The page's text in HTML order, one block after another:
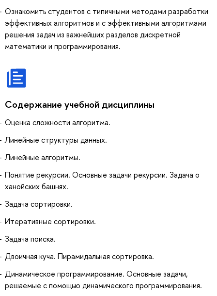
Ознакомить студентов с типичными методами разработки
эффективных алгоритмов и с эффективными алгоритмами
решения задач из важнейших разделов дискретной
математики и программирования.
Содержание учебной дисциплины
Оценка сложности алгоритма.
Линейные структуры данных.
Линейные алгоритмы.
Понятие рекурсии. Основные задачи рекурсии. Задача о
ханойских башнях.
Задача сортировки.
Итеративные сортировки.
Задача поиска.
Двоичная куча. Пирамидальная сортировка.
Динамическое программирование. Основные задачи,
решаемые с помощью динамического программирования.